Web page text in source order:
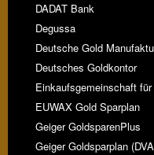
DADAT Bank
Degussa
Deutsche Gold
Deutsches Goldkontor
Einkaufsgemeinschaft
EUWAX Gold Sparplan
Geiger GoldsparenPlus
Geiger Goldsparplan